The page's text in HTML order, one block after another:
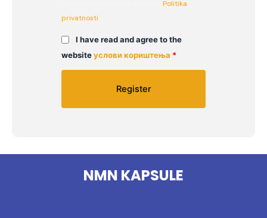
Politika
privatnosti
I have read and agree to the
websiteуслови кориштења *
NMN KAPSULE